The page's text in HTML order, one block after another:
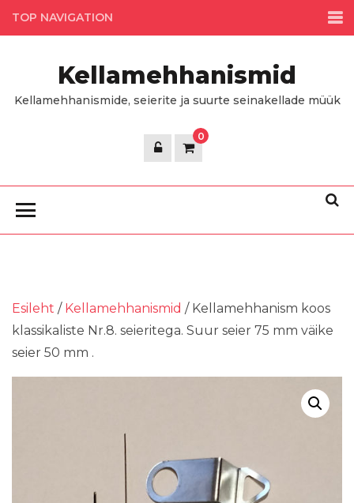
Skip
to
TOP NAVIGATION
Kellamehhanismid
Kellamehhanismide, seierite ja suurte seinakellade müük
0
Esileht / Kellamehhanismid / Kellamehhanism koos
klassikaliste Nr.8. seieritega. Suur seier 75 mm väike
seier 50 mm .